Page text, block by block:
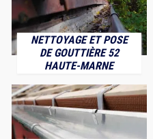
NETTOYAGE ET POSE
DE GOUTTIÈRE 52
HAUTE-MARNE